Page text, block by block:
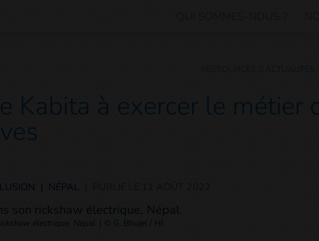
ACTUALITÉS
Kabita à exercer le métier
NÉPAL
électrique, Népal. © G. Bhujel / HI